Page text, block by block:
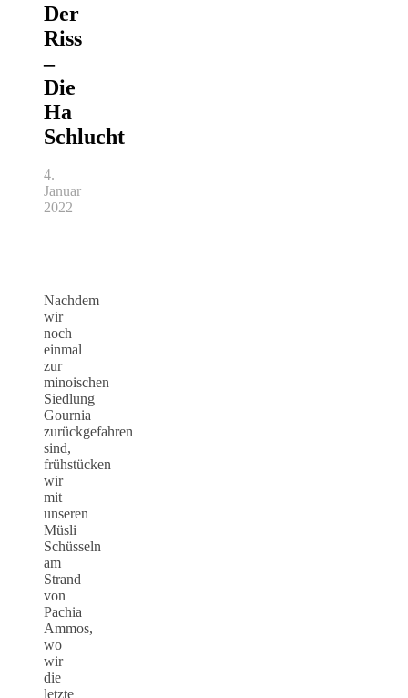
Der
Riss
–
Die
Ha
Schlucht
4.
Januar
2022
Nachdem
wir
noch
einmal
zur
minoischen
Siedlung
Gournia
zurückgefahren
sind,
frühstücken
wir
mit
unseren
Müsli
Schüsseln
am
Strand
von
Pachia
Ammos,
wo
wir
die
letzte